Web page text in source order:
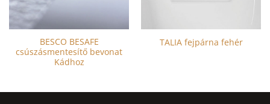
BESCO BESAFE
csúszásmentesítő bevonat
Kádhoz
TALIA fejpárna fehér